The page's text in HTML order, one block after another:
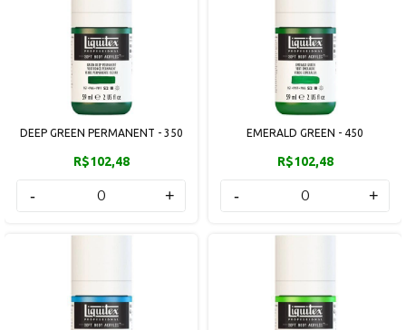
DEEP GREEN PERMANENT - 350
R$102,48
- +
EMERALD GREEN - 450
R$102,48
- +